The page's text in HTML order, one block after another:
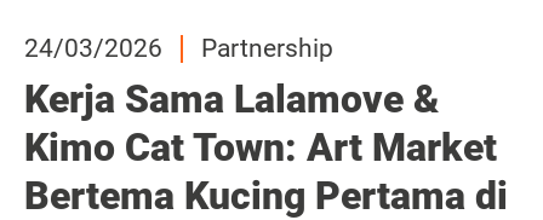
24/03/2026 Partnership
Kerja Sama Lalamove &
Kimo Cat Town: Art Market
Bertema Kucing Pertama di